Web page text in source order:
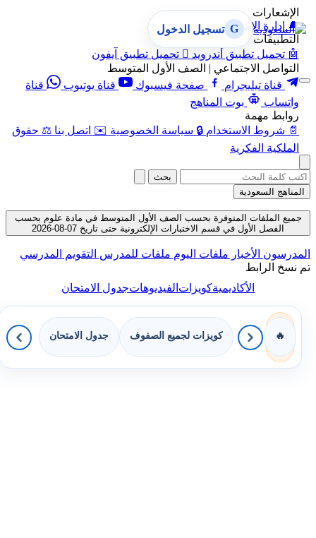
الإشعارات
🔔 إدارة الإشعارات
التطبيقات
🤖 تحميل تطبيق أندرويد  تحميل تطبيق آيفون
التواصل الاجتماعي | الصف الأول المتوسط
قناة تيليجرام
صفحة فيسبوك قناة يوتيوب
قناة
واتساب
بوت المناهج
روابط مهمة
📄 شروط الاستخدام 🔒 سياسة الخصوصية ✉️ اتصل بنا ⚖️ حقوق
الملكية الفكرية
G تسجيل الدخول
بحث
المناهج السعودية
جميع الملفات المتوفرة بحسب الصف الأول المتوسط في مادة علوم بحسب
الفصل الأول في قسم الاختبارات الإلكترونية حتى تاريخ 07-08-2026
المدرسون الأخبار ملفات اليوم ملفات للمدرس التقويم المدرسي
تم نسخ الرابط
الأكاديميةكويزاتالفيديوهاتجدول الامتحان
🔥 كويزات لجميع الصفوف جدول الامتحان